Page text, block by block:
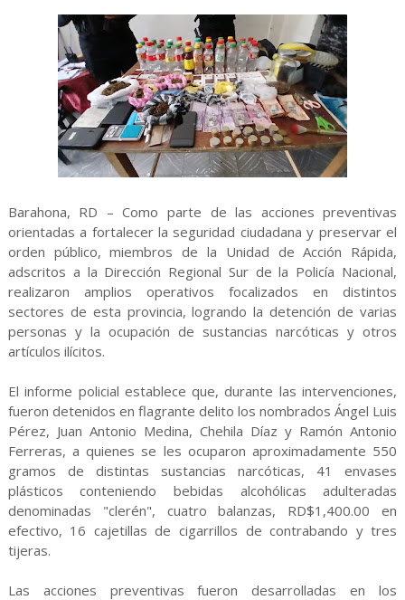
Barahona, RD – Como parte de las acciones preventivas
orientadas a fortalecer la seguridad ciudadana y preservar el
orden público, miembros de la Unidad de Acción Rápida,
adscritos a la Dirección Regional Sur de la Policía Nacional,
realizaron amplios operativos focalizados en distintos
sectores de esta provincia, logrando la detención de varias
personas y la ocupación de sustancias narcóticas y otros
artículos ilícitos.
El informe policial establece que, durante las intervenciones,
fueron detenidos en flagrante delito los nombrados Ángel Luis
Pérez, Juan Antonio Medina, Chehila Díaz y Ramón Antonio
Ferreras, a quienes se les ocuparon aproximadamente 550
gramos de distintas sustancias narcóticas, 41 envases
plásticos conteniendo bebidas alcohólicas adulteradas
denominadas "clerén", cuatro balanzas, RD$1,400.00 en
efectivo, 16 cajetillas de cigarrillos de contrabando y tres
tijeras.
Las acciones preventivas fueron desarrolladas en los